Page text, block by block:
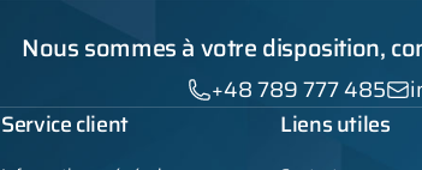
Nous sommes à votre disposition,
+48 789 777 485
Service client Liens utiles